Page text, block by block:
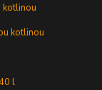
kotlinou
kotlinou
l